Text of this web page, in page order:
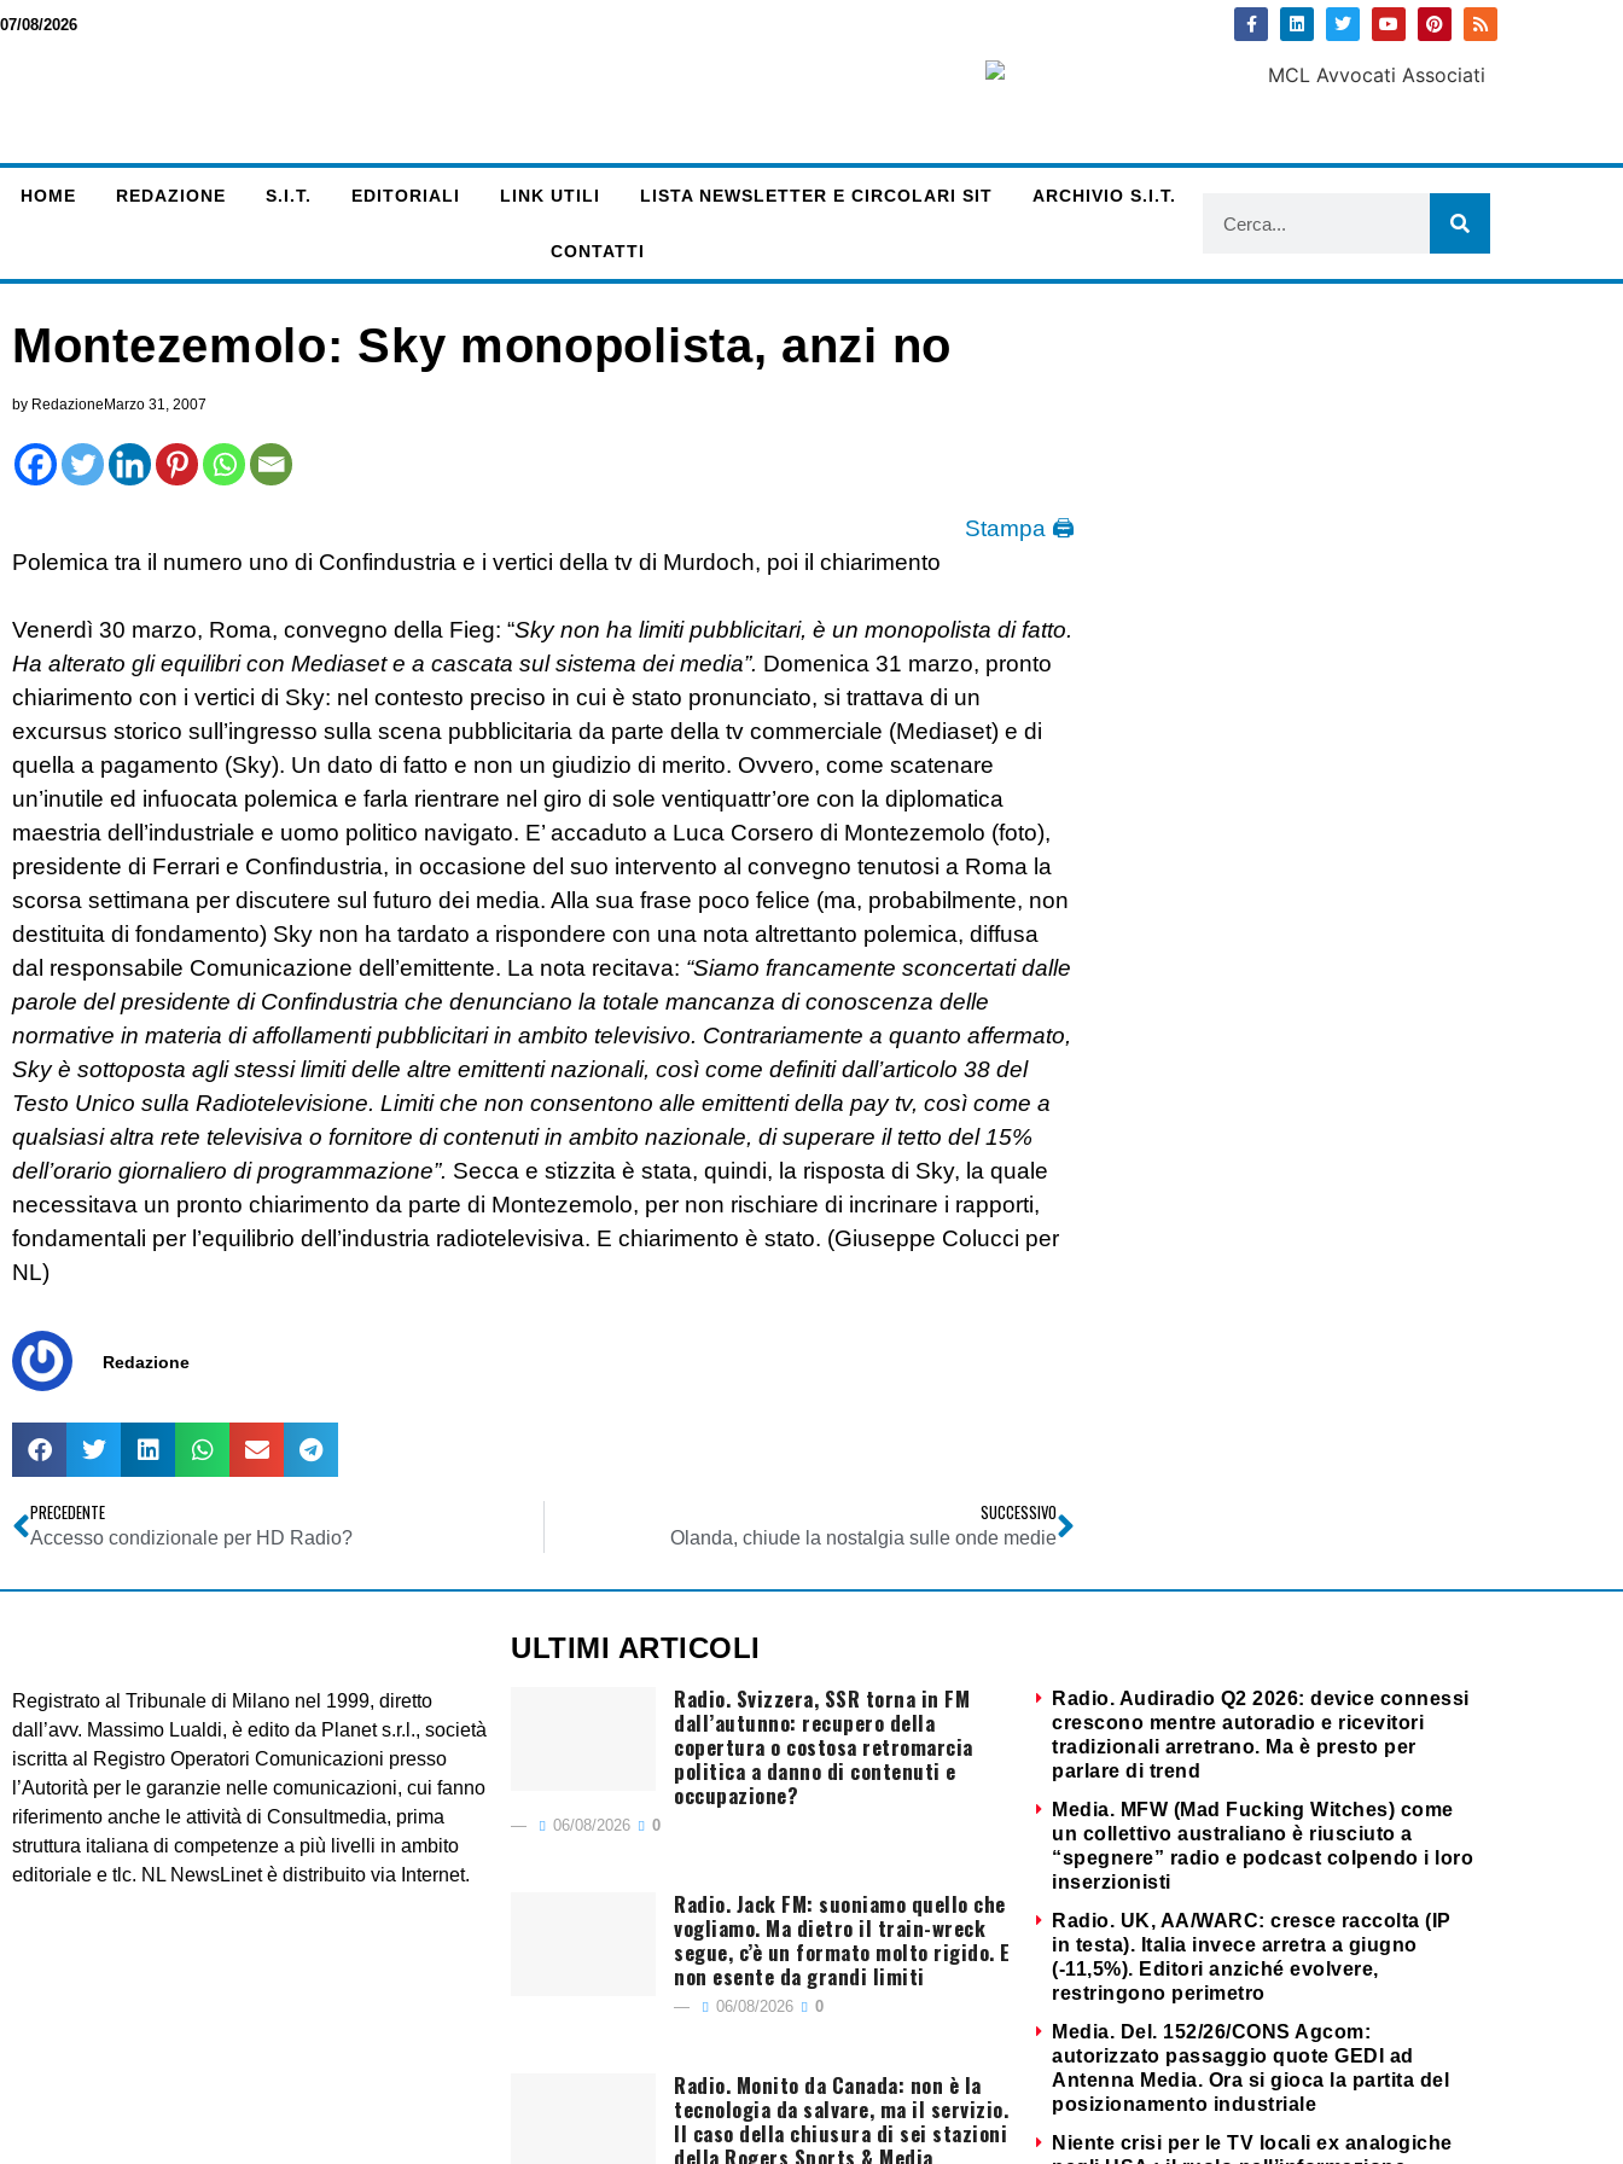
07/08/2026
HOME REDAZIONE S.I.T. EDITORIALI LINK UTILI LISTA NEWSLETTER E CIRCOLARI SIT ARCHIVIO S.I.T.
CONTATTI
Montezemolo: Sky monopolista, anzi no
by Redazione Marzo 31, 2007
Stampa 🖨
Polemica tra il numero uno di Confindustria e i vertici della tv di Murdoch, poi il chiarimento
Venerdì 30 marzo, Roma, convegno della Fieg: “Sky non ha limiti pubblicitari, è un monopolista di fatto.
Ha alterato gli equilibri con Mediaset e a cascata sul sistema dei media”. Domenica 31 marzo, pronto
chiarimento con i vertici di Sky: nel contesto preciso in cui è stato pronunciato, si trattava di un
excursus storico sull’ingresso sulla scena pubblicitaria da parte della tv commerciale (Mediaset) e di
quella a pagamento (Sky). Un dato di fatto e non un giudizio di merito. Ovvero, come scatenare
un’inutile ed infuocata polemica e farla rientrare nel giro di sole ventiquattr’ore con la diplomatica
maestria dell’industriale e uomo politico navigato. E’ accaduto a Luca Corsero di Montezemolo (foto),
presidente di Ferrari e Confindustria, in occasione del suo intervento al convegno tenutosi a Roma la
scorsa settimana per discutere sul futuro dei media. Alla sua frase poco felice (ma, probabilmente, non
destituita di fondamento) Sky non ha tardato a rispondere con una nota altrettanto polemica, diffusa
dal responsabile Comunicazione dell’emittente. La nota recitava: “Siamo francamente sconcertati dalle
parole del presidente di Confindustria che denunciano la totale mancanza di conoscenza delle
normative in materia di affollamenti pubblicitari in ambito televisivo. Contrariamente a quanto affermato,
Sky è sottoposta agli stessi limiti delle altre emittenti nazionali, così come definiti dall’articolo 38 del
Testo Unico sulla Radiotelevisione. Limiti che non consentono alle emittenti della pay tv, così come a
qualsiasi altra rete televisiva o fornitore di contenuti in ambito nazionale, di superare il tetto del 15%
dell’orario giornaliero di programmazione”. Secca e stizzita è stata, quindi, la risposta di Sky, la quale
necessitava un pronto chiarimento da parte di Montezemolo, per non rischiare di incrinare i rapporti,
fondamentali per l’equilibrio dell’industria radiotelevisiva. E chiarimento è stato. (Giuseppe Colucci per
NL)
Redazione
PRECEDENTE
Accesso condizionale per HD Radio?
SUCCESSIVO
Olanda, chiude la nostalgia sulle onde medie
Registrato al Tribunale di Milano nel 1999, diretto
dall’avv. Massimo Lualdi, è edito da Planet s.r.l., società
iscritta al Registro Operatori Comunicazioni presso
l’Autorità per le garanzie nelle comunicazioni, cui fanno
riferimento anche le attività di Consultmedia, prima
struttura italiana di competenze a più livelli in ambito
editoriale e tlc. NL NewsLinet è distribuito via Internet.
ULTIMI ARTICOLI
Radio. Svizzera, SSR torna in FM
dall’autunno: recupero della
copertura o costosa retromarcia
politica a danno di contenuti e
occupazione?
06/08/2026 0
Radio. Jack FM: suoniamo quello che
vogliamo. Ma dietro il train-wreck
segue, c’è un formato molto rigido. E
non esente da grandi limiti
06/08/2026 0
Radio. Monito da Canada: non è la
tecnologia da salvare, ma il servizio.
Il caso della chiusura di sei stazioni
della Rogers Sports & Media
Radio. Audiradio Q2 2026: device connessi
crescono mentre autoradio e ricevitori
tradizionali arretrano. Ma è presto per
parlare di trend
Media. MFW (Mad Fucking Witches) come
un collettivo australiano è riusciuto a
“spegnere” radio e podcast colpendo i loro
inserzionisti
Radio. UK, AA/WARC: cresce raccolta (IP
in testa). Italia invece arretra a giugno
(-11,5%). Editori anziché evolvere,
restringono perimetro
Media. Del. 152/26/CONS Agcom:
autorizzato passaggio quote GEDI ad
Antenna Media. Ora si gioca la partita del
posizionamento industriale
Niente crisi per le TV locali ex analogiche